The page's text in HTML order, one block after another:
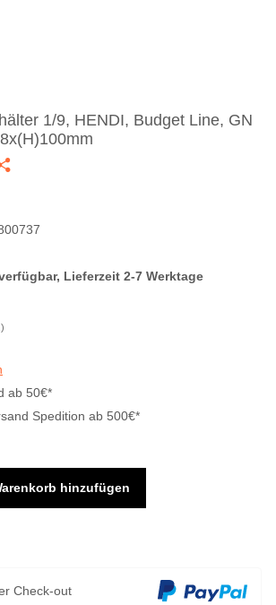
1/9, HENDI, Budget Line, GN
Lieferzeit 2-7 Werktage
ab 50€*
Spedition ab 500€*
hinzufügen
Check-out